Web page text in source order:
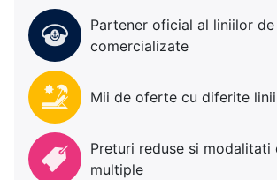
Partener oficial al liniilor
comercializate
Mii de oferte cu diferite
Preturi reduse si modalitati
multiple